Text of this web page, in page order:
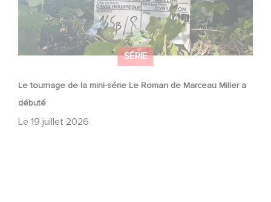
SÉRIE
Le tournage de la mini-série Le Roman de Marceau Miller a
débuté
Le 19 juillet 2026